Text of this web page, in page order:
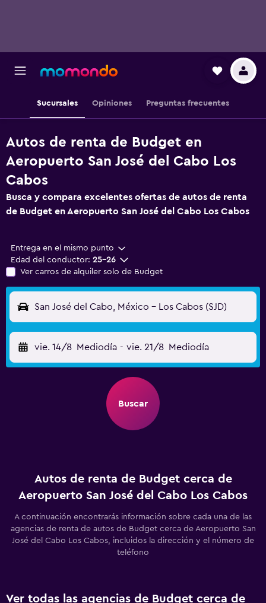
Sucursales Opiniones Preguntas frecuentes
Autos de renta de Budget en
Aeropuerto San José del Cabo Los
Cabos
Busca y compara excelentes ofertas de autos de renta
de Budget en Aeropuerto San José del Cabo Los Cabos
Entrega en el mismo punto
Edad del conductor: 25-26
Ver carros de alquiler solo de Budget
San José del Cabo, México - Los Cabos (SJD)
vie. 14/8 Mediodía - vie. 21/8 Mediodía
Buscar
Autos de renta de Budget cerca de
Aeropuerto San José del Cabo Los Cabos
A continuación encontrarás información sobre cada una de las
agencias de renta de autos de Budget cerca de Aeropuerto San
José del Cabo Los Cabos, incluidos la dirección y el número de
teléfono
Ver todas las agencias de Budget cerca de